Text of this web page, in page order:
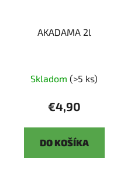
AKADAMA 2l
Skladom (>5 ks)
€4,90
DO KOŠÍKA